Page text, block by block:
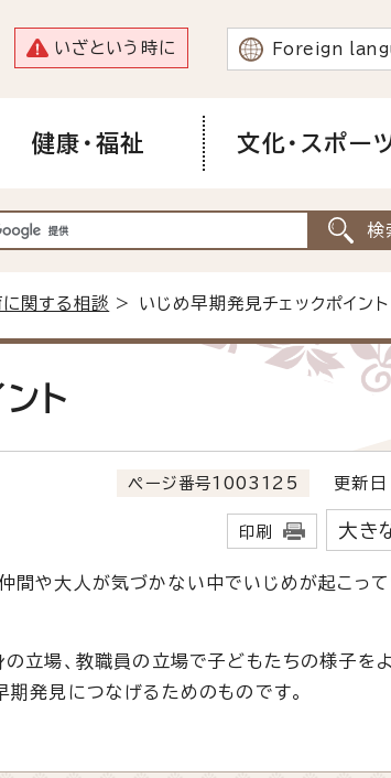
いざという時に Foreign
健康・福祉 文化・スポー
関する相談 > いじめ早期発見チェックポイント
ト
ページ番号1003125 更新日
印刷 大き
や大人が気づかない中でいじめが起こって
立場、教職員の立場で子どもたちの様子をよ
期発見につなげるためのものです。